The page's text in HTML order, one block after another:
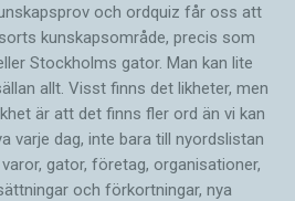
och ordquiz får oss att
kunskapsområde, precis som
Stockholms gator. Man kan lite
allt. Visst finns det likheter, men
är att det finns fler ord än vi kan
varje dag, inte bara till nyordslistan
gator, företag, organisationer,
och förkortningar, nya